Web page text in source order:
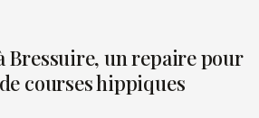
Bressuire, un repaire pour
courses hippiques